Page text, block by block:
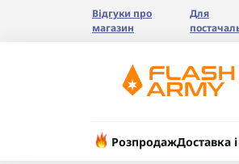
Відгуки про
магазин
Для
РозпродажДоставка